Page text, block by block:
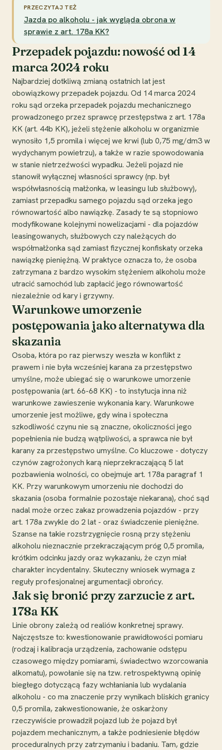
PRZECZYTAJ TEŻ
Jazda po alkoholu - jak wygląda obrona w
sprawie z art. 178a KK?
Przepadek pojazdu: nowość od 14
marca 2024 roku
Najbardziej dotkliwą zmianą ostatnich lat jest
obowiązkowy przepadek pojazdu. Od 14 marca 2024
roku sąd orzeka przepadek pojazdu mechanicznego
prowadzonego przez sprawcę przestępstwa z art. 178a
KK (art. 44b KK), jeżeli stężenie alkoholu w organizmie
wynosiło 1,5 promila i więcej we krwi (lub 0,75 mg/dm3 w
wydychanym powietrzu), a także w razie spowodowania
w stanie nietrzeźwości wypadku. Jeżeli pojazd nie
stanowił wyłącznej własności sprawcy (np. był
współwłasnością małżonka, w leasingu lub służbowy),
zamiast przepadku samego pojazdu sąd orzeka jego
równowartość albo nawiązkę. Zasady te są stopniowo
modyfikowane kolejnymi nowelizacjami - dla pojazdów
leasingowanych, służbowych czy należących do
współmałżonka sąd zamiast fizycznej konfiskaty orzeka
nawiązkę pieniężną. W praktyce oznacza to, że osoba
zatrzymana z bardzo wysokim stężeniem alkoholu może
utracić samochód lub zapłacić jego równowartość
niezależnie od kary i grzywny.
Warunkowe umorzenie
postępowania jako alternatywa dla
skazania
Osoba, która po raz pierwszy weszła w konflikt z
prawem i nie była wcześniej karana za przestępstwo
umyślne, może ubiegać się o warunkowe umorzenie
postępowania (art. 66-68 KK) - to instytucja inna niż
warunkowe zawieszenie wykonania kary. Warunkowe
umorzenie jest możliwe, gdy wina i społeczna
szkodliwość czynu nie są znaczne, okoliczności jego
popełnienia nie budzą wątpliwości, a sprawca nie był
karany za przestępstwo umyślne. Co kluczowe - dotyczy
czynów zagrożonych karą nieprzekraczającą 5 lat
pozbawienia wolności, co obejmuje art. 178a paragraf 1
KK. Przy warunkowym umorzeniu nie dochodzi do
skazania (osoba formalnie pozostaje niekarana), choć sąd
nadal może orzec zakaz prowadzenia pojazdów - przy
art. 178a zwykle do 2 lat - oraz świadczenie pieniężne.
Szanse na takie rozstrzygnięcie rosną przy stężeniu
alkoholu nieznacznie przekraczającym próg 0,5 promila,
krótkim odcinku jazdy oraz wykazaniu, że czyn miał
charakter incydentalny. Skuteczny wniosek wymaga z
reguły profesjonalnej argumentacji obrońcy.
Jak się bronić przy zarzucie z art.
178a KK
Linie obrony zależą od realiów konkretnej sprawy.
Najczęstsze to: kwestionowanie prawidłowości pomiaru
(rodzaj i kalibracja urządzenia, zachowanie odstępu
czasowego między pomiarami, świadectwo wzorcowania
alkomatu), powołanie się na tzw. retrospektywną opinię
biegłego dotyczącą fazy wchłaniania lub wydalania
alkoholu - co ma znaczenie przy wynikach bliskich granicy
0,5 promila, zakwestionowanie, że oskarżony
rzeczywiście prowadził pojazd lub że pojazd był
pojazdem mechanicznym, a także podniesienie błędów
proceduralnych przy zatrzymaniu i badaniu. Tam, gdzie